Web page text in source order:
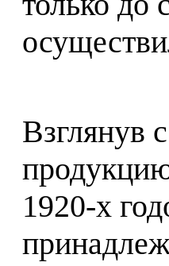
Взглянув
1920-х